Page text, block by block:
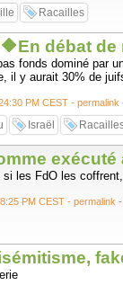
Racailles
débat
fonds dominé par
il y aurait 30% de
PM CEST - permalink
Israël
les FdO les
PM CEST - permalink -